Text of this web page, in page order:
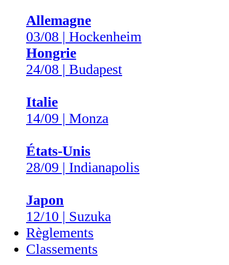
Allemagne
03/08 | Hockenheim
Hongrie
24/08 | Budapest
Italie
14/09 | Monza
États-Unis
28/09 | Indianapolis
Japon
12/10 | Suzuka
Règlements
Classements